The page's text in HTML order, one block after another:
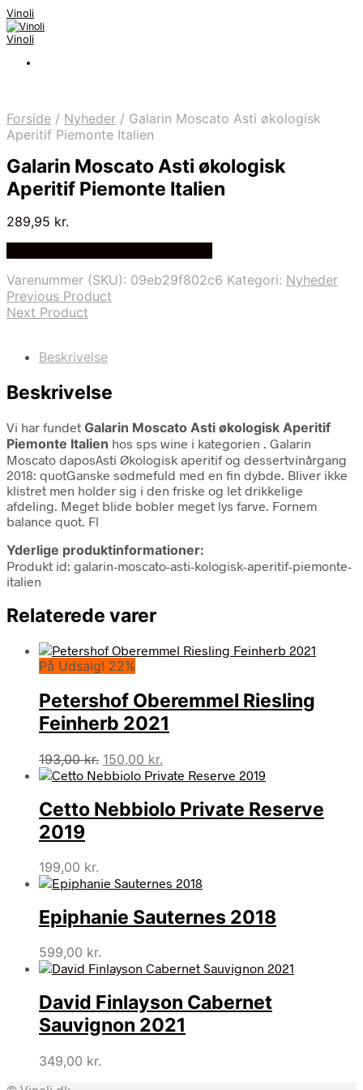
Vinoli
Vinoli
Forside / Nyheder / Galarin Moscato Asti økologisk
Aperitif Piemonte Italien
Galarin Moscato Asti økologisk
Aperitif Piemonte Italien
289,95 kr.
Varenummer (SKU): 09eb29f802c6 Kategori: Nyheder
Previous Product
Next Product
Beskrivelse
Beskrivelse
Vi har fundet Galarin Moscato Asti økologisk Aperitif
Piemonte Italien hos sps wine i kategorien . Galarin
Moscato daposAsti Økologisk aperitif og dessertvinårgang
2018: quotGanske sødmefuld med en fin dybde. Bliver ikke
klistret men holder sig i den friske og let drikkelige
afdeling. Meget blide bobler meget lys farve. Fornem
balance quot. Fl
Yderlige produktinformationer:
Produkt id: galarin-moscato-asti-kologisk-aperitif-piemonte-
italien
Relaterede varer
På Udsalg! 22%
Petershof Oberemmel Riesling
Feinherb 2021
193,00kr. Den
oprindelige
var:
193,00 kr..
150,00 kr.
aktuelle
er:
150,00 kr..
Cetto Nebbiolo Private Reserve
2019
199,00 kr.
Epiphanie Sauternes 2018
599,00 kr.
David Finlayson Cabernet
Sauvignon 2021
349,00 kr.